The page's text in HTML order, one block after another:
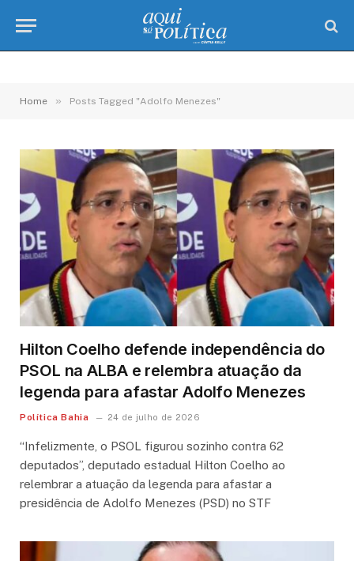
Home » Posts Tagged "Adolfo Menezes"
Hilton Coelho defende independência do
PSOL na ALBA e relembra atuação da
legenda para afastar Adolfo Menezes
Política Bahia 24 de julho de 2026
“Infelizmente, o PSOL figurou sozinho contra 62
deputados”, deputado estadual Hilton Coelho ao
relembrar a atuação da legenda para afastar a
presidência de Adolfo Menezes (PSD) no STF